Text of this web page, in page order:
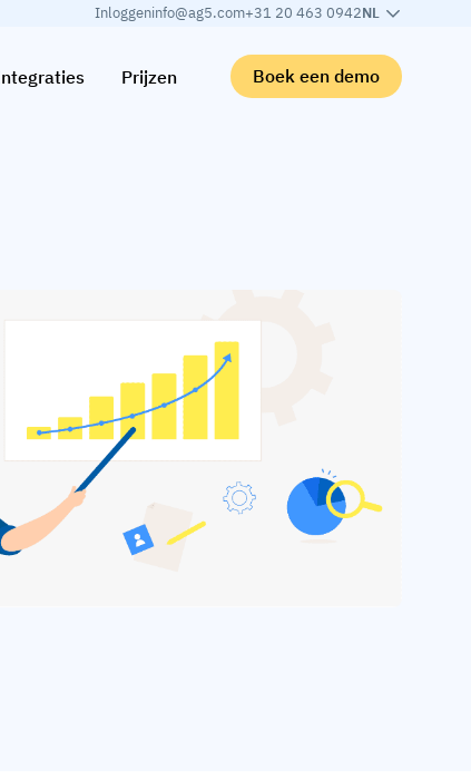
Inloggeninfo@ag5.com+31 20 463 0942NL
Prijzen Boek een demo